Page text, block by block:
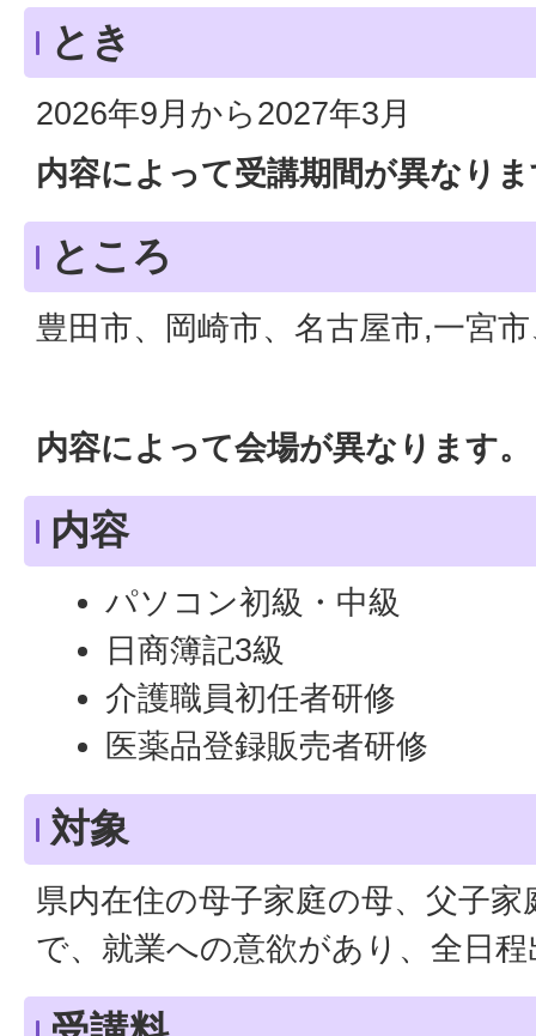
とき
2026年9月から2027年3月
内容によって受講期間が異なり
ところ
豊田市、岡崎市、名古屋市,一宮
内容によって会場が異なります。
内容
パソコン初級・中級
日商簿記3級
介護職員初任者研修
医薬品登録販売者研修
対象
県内在住の母子家庭の母、父子
で、就業への意欲があり、全日